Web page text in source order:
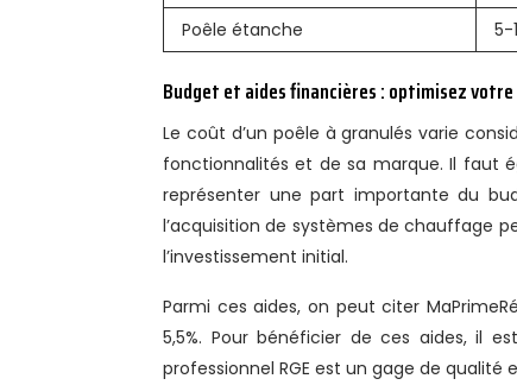
Poêle étanche
5-
Budget et aides financières : optimisez
Le coût d’un poêle à granulés varie
fonctionnalités et de sa marque. Il faut
représenter une part importante du
l’acquisition de systèmes de chauffage
l’investissement initial.
Parmi ces aides, on peut citer
5,5%. Pour bénéficier de ces aides, il
professionnel RGE est un gage de